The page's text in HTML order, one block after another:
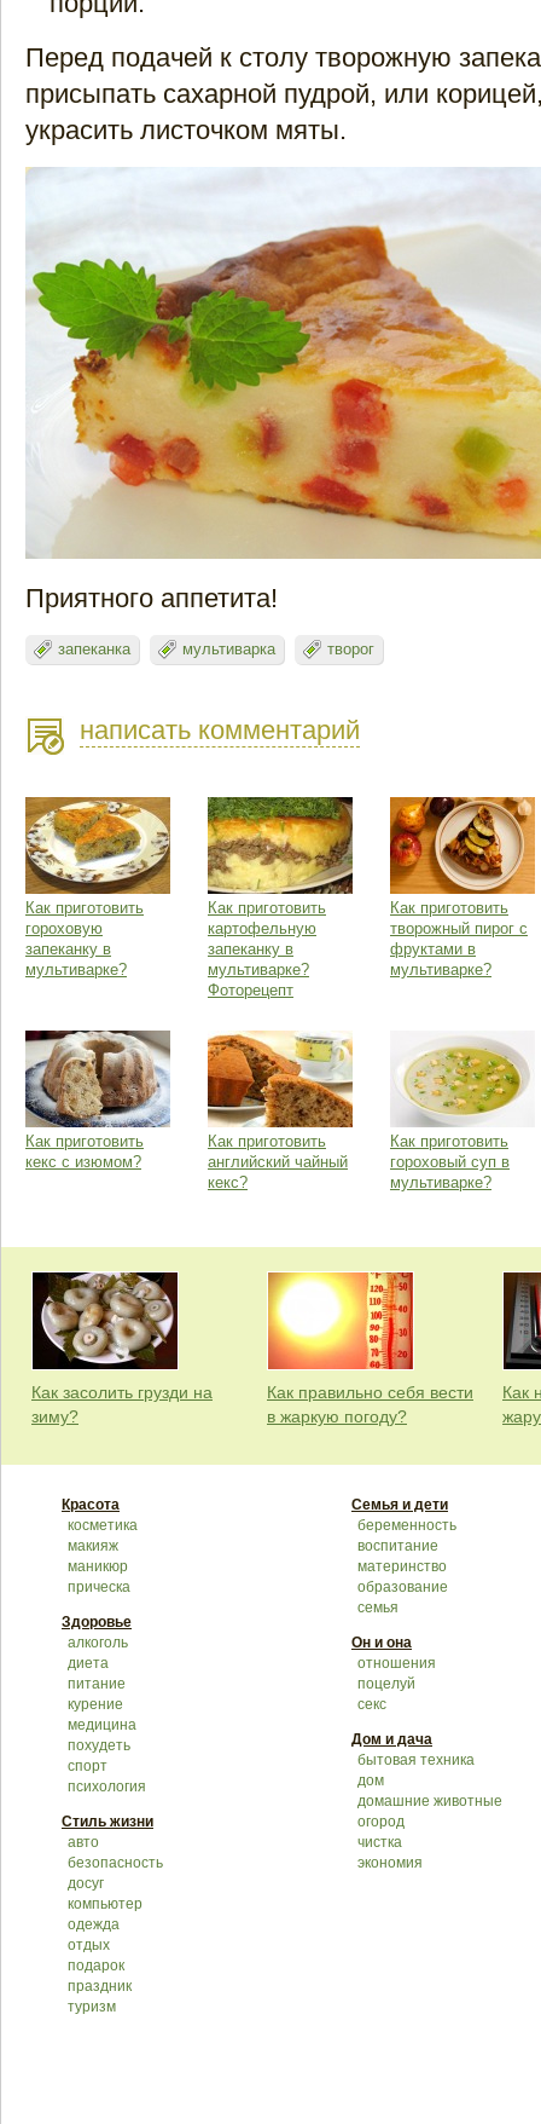
Перед подачей к столу творожную
присыпать сахарной пудрой, или
украсить листочком мяты.
Приятного аппетита!
запеканка мультиварка творог
написать комментарий
Как приготовить
гороховую
запеканку в
мультиварке?
Как приготовить
картофельную
запеканку в
мультиварке?
Фоторецепт
Как приготовить
творожный пирог с
фруктами в
мультиварке?
Как приготовить
кекс с изюмом?
Как приготовить
английский чайный
кекс?
Как приготовить
гороховый суп в
мультиварке?
Как засолить грузди на
зиму?
Как правильно себя вести
в жаркую погоду?
Как
Красота
косметика
макияж
маникюр
прическа
Здоровье
алкоголь
диета
питание
курение
медицина
похудеть
спорт
психология
Стиль жизни
авто
безопасность
досуг
компьютер
одежда
отдых
подарок
праздник
туризм
Семья и дети
беременность
воспитание
материнство
образование
семья
Он и она
отношения
поцелуй
секс
Дом и дача
бытовая техника
дом
домашние животные
огород
чистка
экономия